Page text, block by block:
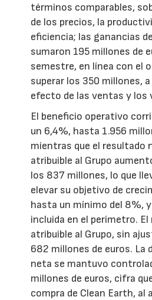
términos comparables,
de los precios, la
eficiencia; las ganancias
sumaron 195 millones de
semestre, en línea con el
superar los 350 millones,
efecto de las ventas y los
El beneficio operativo
un 6,4%, hasta 1.956
mientras que el resultado
atribuible al Grupo
los 837 millones, lo que
elevar su objetivo de
hasta un mínimo del 8%,
incluida en el perímetro.
atribuible al Grupo, sin
682 millones de euros. La
neta se mantuvo
millones de euros, cifra
compra de Clean Earth, al